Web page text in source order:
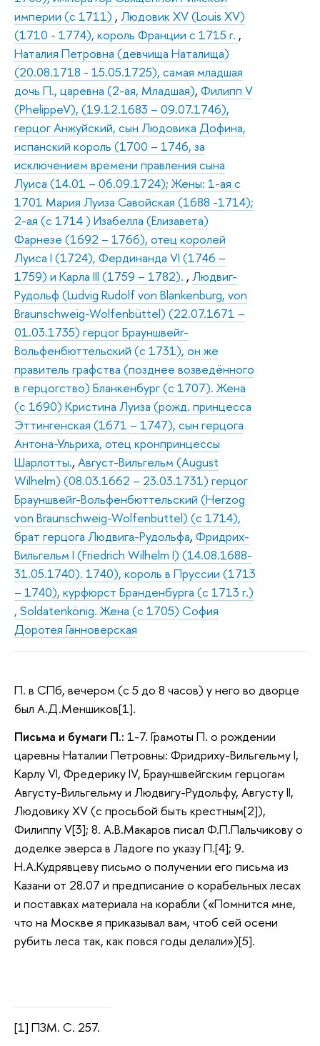
империи (с 1711) , Людовик XV (Louis XV)
(1710 - 1774), король Франции с 1715 г. ,
Наталия Петровна (девчища Наталища)
(20.08.1718 - 15.05.1725), самая младшая
дочь П., царевна (2-ая, Младшая), Филипп V
(PhelippeV), (19.12.1683 – 09.07.1746),
герцог Анжуйский, сын Людовика Дофина,
испанский король (1700 – 1746, за
исключением времени правления сына
Луиса (14.01 – 06.09.1724); Жены: 1-ая с
1701 Мария Луиза Савойская (1688 -1714);
2-ая (с 1714 ) Изабелла (Елизавета)
Фарнезе (1692 – 1766), отец королей
Луиса I (1724), Фердинанда VI (1746 –
1759) и Карла III (1759 – 1782). , Людвиг-
Рудольф (Ludvig Rudolf von Blankenburg, von
Braunschweig-Wolfenbüttel) (22.07.1671 –
01.03.1735) герцог Брауншвейг-
Вольфенбюттельский (с 1731), он же
правитель графства (позднее возведённого
в герцогство) Бланкенбург (с 1707). Жена
(с 1690) Кристина Луиза (рожд. принцесса
Эттингенская (1671 – 1747), сын герцога
Антона-Ульриха, отец кронпринцессы
Шарлотты., Август-Вильгельм (August
Wilhelm) (08.03.1662 – 23.03.1731) герцог
Брауншвейг-Вольфенбюттельский (Herzog
von Braunschweig-Wolfenbüttel) (с 1714),
брат герцога Людвига-Рудольфа, Фридрих-
Вильгельм I (Friedrich Wilhelm I) (14.08.1688-
31.05.1740). 1740), король в Пруссии (1713
– 1740), курфюрст Бранденбурга (с 1713 г.)
, Soldatenkönig. Жена (с 1705) София
Доротея Ганноверская
П. в СПб, вечером (с 5 до 8 часов) у него во дворце
был А.Д.Меншиков[1].
Письма и бумаги П.: 1-7. Грамоты П. о рождении
царевны Наталии Петровны: Фридриху-Вильгельму I,
Карлу VI, Фредерику IV, Брауншвейгским герцогам
Августу-Вильгельму и Людвигу-Рудольфу, Августу II,
Людовику XV (с просьбой быть крестным[2]),
Филиппу V[3]; 8. А.В.Макаров писал Ф.П.Пальчикову о
доделке эверса в Ладоге по указу П.[4]; 9.
Н.А.Кудрявцеву письмо о получении его письма из
Казани от 28.07 и предписание о корабельных лесах
и поставках материала на корабли («Помнится мне,
что на Москве я приказывал вам, чтоб сей осени
рубить леса так, как повся годы делали»)[5].
[1] ПЗМ. С. 257.